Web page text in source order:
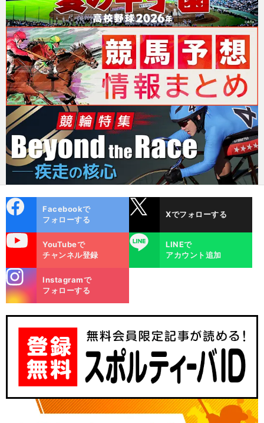
ok
Facebookで
フォローする
Xでフォローする
YouTubeで
チャンネル登録
LINE
LINEで
アカウント追加
m
Instagramで
フォローする